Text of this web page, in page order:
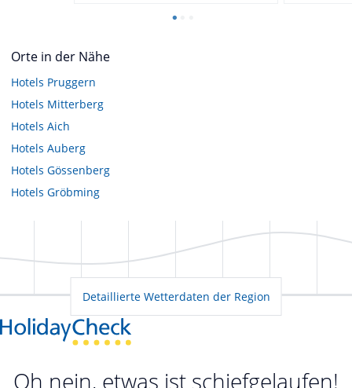
Orte in der Nähe
Hotels Pruggern
Hotels Mitterberg
Hotels Aich
Hotels Auberg
Hotels Gössenberg
Hotels Gröbming
Detaillierte Wetterdaten der Region
Oh nein, etwas ist schiefgelaufen!